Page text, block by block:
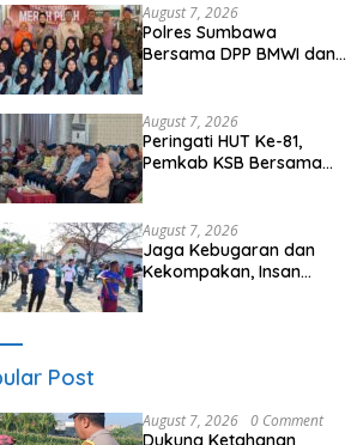
August 7, 2026
Polres Sumbawa
Bersama DPP BMWI dan
Ponpes Arrahman
Hidayatullah
August 7, 2026
Peringati HUT Ke-81,
Pemkab KSB Bersama
Hari Pertama Kehidupan”
August 7, 2026
Jaga Kebugaran dan
Kekompakan, Insan
Post
August 7, 2026 0 Comment
Dukung Ketahanan